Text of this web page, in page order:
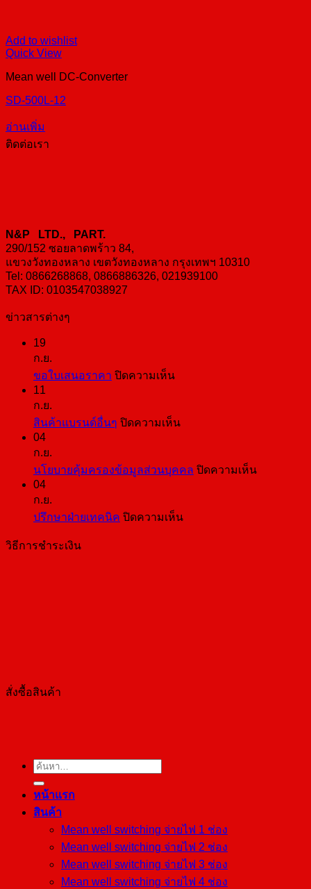
Add to wishlist
Quick View
Mean well DC-Converter
SD-500L-12
อ่านเพิ่ม
ติดต่อเรา
N&P LTD., PART.
290/152 ซอยลาดพร้าว 84,
แขวงวังทองหลาง เขตวังทองหลาง กรุงเทพฯ 10310
Tel: 0866268868, 0866886326, 021939100
TAX ID: 0103547038927
ข่าวสารต่างๆ
19
ก.ย.
ขอใบเสนอราคา ปิดความเห็นบน
เสนอ
11
ก.ย.
สินค้าแบรนด์อื่นๆ ปิดความเห็นบน
รนด์
04
ก.ย.
นโยบายคุ้มครองข้อมูลส่วนบุคคล ปิดความเห็นบน
04
ก.ย.
ปรึกษาฝ่ายเทคนิค ปิดความเห็นบน
วิธีการชำระเงิน
สั่งซื้อสินค้า
ค้นหา:
หน้าแรก
สินค้า
Mean well switching จ่ายไฟ 1 ช่อง
Mean well switching จ่ายไฟ 2 ช่อง
Mean well switching จ่ายไฟ 3 ช่อง
Mean well switching จ่ายไฟ 4 ช่อง